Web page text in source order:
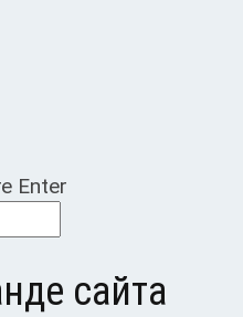
Enter
сайта